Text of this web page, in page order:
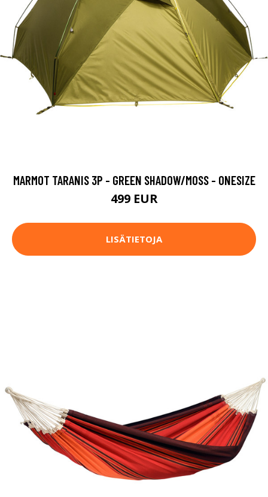
MARMOT TARANIS 3P - GREEN SHADOW/MOSS - ONESIZE
499 EUR
LISÄTIETOJA